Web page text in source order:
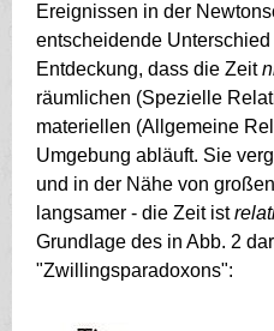
Ereignissen in der
entscheidende
Entdeckung, dass die Zeit
räumlichen (Spezielle
materiellen (Allgemeine
Umgebung abläuft. Sie
und in der Nähe von
langsamer - die Zeit ist
Grundlage des in Abb. 2
"Zwillingsparadoxons":